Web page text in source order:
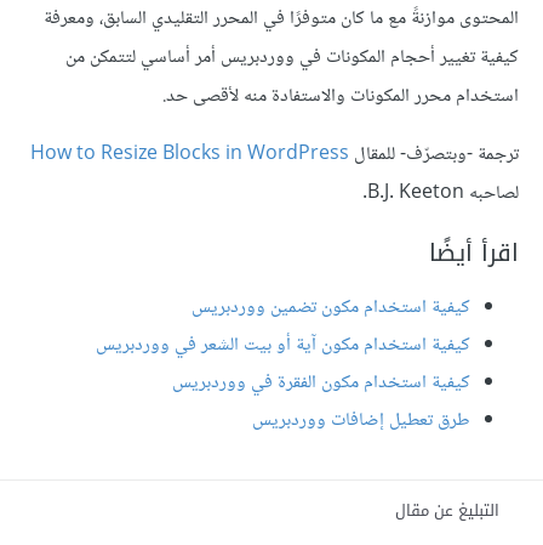
المحتوى موازنةً مع ما كان متوفرًا في المحرر التقليدي السابق، ومعرفة
كيفية تغيير أحجام المكونات في ووردبريس أمر أساسي لتتمكن من
استخدام محرر المكونات والاستفادة منه لأقصى حد.
ترجمة -وبتصرّف- للمقال How to Resize Blocks in WordPress
لصاحبه B.J. Keeton.
اقرأ أيضًا
كيفية استخدام مكون تضمين ووردبريس
كيفية استخدام مكون آية أو بيت الشعر في ووردبريس
كيفية استخدام مكون الفقرة في ووردبريس
طرق تعطيل إضافات ووردبريس
التبليغ عن مقال